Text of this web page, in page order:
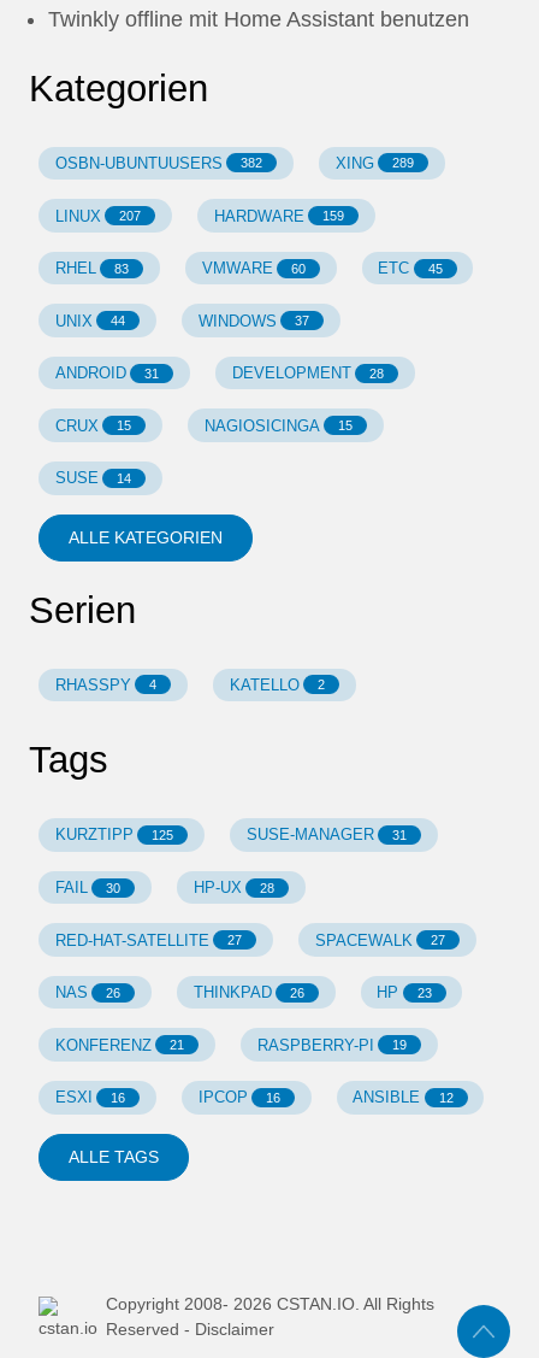
Twinkly offline mit Home Assistant benutzen
Kategorien
OSBN-UBUNTUUSERS 382 XING 289
LINUX 207 HARDWARE 159
RHEL 83 VMWARE 60 ETC 45
UNIX 44 WINDOWS 37
ANDROID 31 DEVELOPMENT 28
CRUX 15 NAGIOSICINGA 15
SUSE 14
ALLE KATEGORIEN
Serien
RHASSPY 4 KATELLO 2
Tags
KURZTIPP 125 SUSE-MANAGER 31
FAIL 30 HP-UX 28
RED-HAT-SATELLITE 27 SPACEWALK 27
NAS 26 THINKPAD 26 HP 23
KONFERENZ 21 RASPBERRY-PI 19
ESXI 16 IPCOP 16 ANSIBLE 12
ALLE TAGS
Copyright 2008- 2026 CSTAN.IO. All Rights
Reserved - Disclaimer